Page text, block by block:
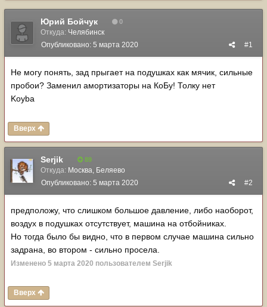
Юрий Бойчук 0
Откуда: Челябинск
#1
Опубликовано: 5 марта 2020
Не могу понять, зад прыгает на подушках как мячик, сильные
пробои? Заменил амортизаторы на КоБу! Толку нет
Koyba
Вверх
Serjik 89
Откуда: Москва, Беляево
#2
Опубликовано: 5 марта 2020
предположу, что слишком большое давление, либо наоборот,
воздух в подушках отсутствует, машина на отбойниках.
Но тогда было бы видно, что в первом случае машина сильно
задрана, во втором - сильно просела.
Изменено 5 марта 2020 пользователем Serjik
Вверх